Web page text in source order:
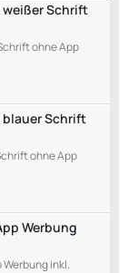
weißer Schrift
ohne App
blauer Schrift
ohne App
Werbung
Werbung inkl.